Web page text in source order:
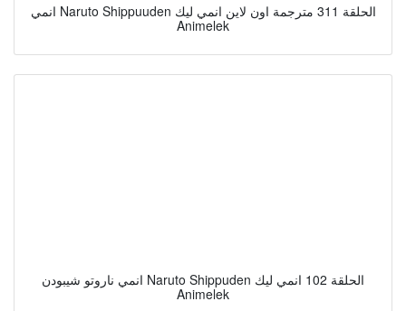
انمي Naruto Shippuuden الحلقة 311 مترجمة اون لاين انمي ليك
Animelek
انمي ناروتو شيبودن Naruto Shippuden الحلقة 102 انمي ليك
Animelek